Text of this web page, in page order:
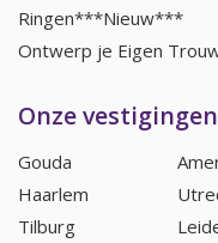
Ringen***Nieuw***
Ontwerp je Eigen
Onze vestigingen
Gouda
Haarlem
Tilburg